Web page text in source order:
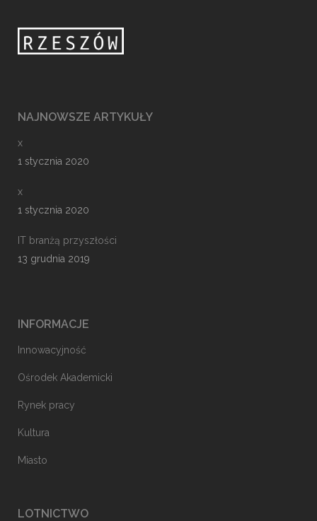
NAJNOWSZE ARTYKUŁY
x
1 stycznia 2020
x
1 stycznia 2020
IT branżą przyszłości
13 grudnia 2019
INFORMACJE
Innowacyjność
Ośrodek Akademicki
Rynek pracy
Kultura
Miasto
LOTNICTWO